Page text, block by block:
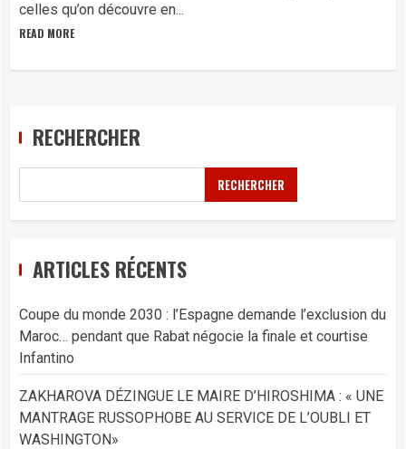
celles qu’on découvre en...
READ MORE
RECHERCHER
RECHERCHER
ARTICLES RÉCENTS
Coupe du monde 2030 : l’Espagne demande l’exclusion du
Maroc… pendant que Rabat négocie la finale et courtise
Infantino
ZAKHAROVA DÉZINGUE LE MAIRE D’HIROSHIMA : « UNE
MANTRAGE RUSSOPHOBE AU SERVICE DE L’OUBLI ET
WASHINGTON»